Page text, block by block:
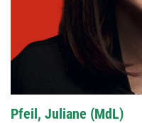
Pfeil, Juliane (MdL)